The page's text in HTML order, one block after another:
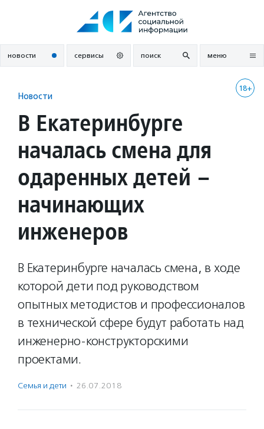
новости сервисы поиск меню
18+
Новости
В Екатеринбурге
началась смена для
одаренных детей –
начинающих
инженеров
В Екатеринбурге началась смена, в ходе
которой дети под руководством
опытных методистов и профессионалов
в технической сфере будут работать над
инженерно-конструкторскими
проектами.
Семья и дети · 26.07.2018